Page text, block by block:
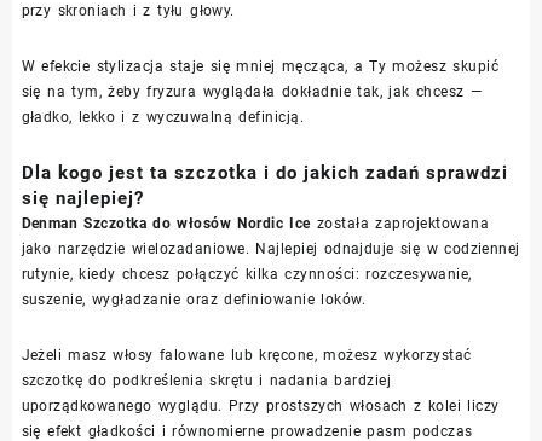
przy skroniach i z tyłu głowy.
W efekcie stylizacja staje się mniej męcząca, a Ty możesz skupić
się na tym, żeby fryzura wyglądała dokładnie tak, jak chcesz —
gładko, lekko i z wyczuwalną definicją.
Dla kogo jest ta szczotka i do jakich zadań sprawdzi
się najlepiej?
Denman Szczotka do włosów Nordic Icezostała zaprojektowana
jako narzędzie wielozadaniowe. Najlepiej odnajduje się w codziennej
rutynie, kiedy chcesz połączyć kilka czynności: rozczesywanie,
suszenie, wygładzanie oraz definiowanie loków.
Jeżeli masz włosy falowane lub kręcone, możesz wykorzystać
szczotkę do podkreślenia skrętu i nadania bardziej
uporządkowanego wyglądu. Przy prostszych włosach z kolei liczy
się efekt gładkości i równomierne prowadzenie pasm podczas